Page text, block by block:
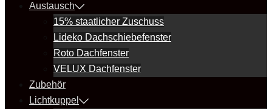
Austausch
15% staatlicher Zuschuss
Lideko Dachschiebefenster
Roto Dachfenster
VELUX Dachfenster
Zubehör
Lichtkuppel